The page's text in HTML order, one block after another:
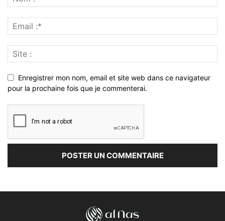
Enregistrer mon nom, email et site web dans ce navigateur
pour la prochaine fois que je commenterai.